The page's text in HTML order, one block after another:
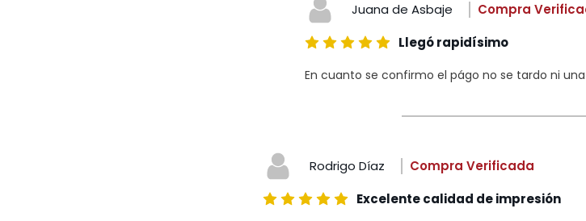
Juana de Asbaje
Compra
Llegó rapidísimo
En cuanto se confirmo el págo no se tardo ni
Rodrigo Díaz
Compra Verificada
Excelente calidad de impresión